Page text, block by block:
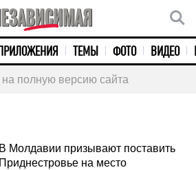
ПРИЛОЖЕНИЯ ТЕМЫ ФОТО ВИДЕО
на полную версию сайта
В Молдавии призывают поставить
Приднестровье на место